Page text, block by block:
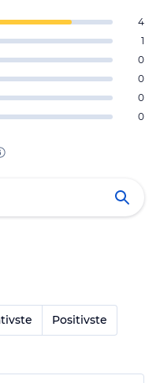
4
1
0
0
0
0
Positivste